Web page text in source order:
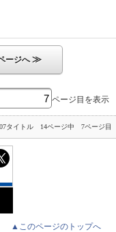
ージへ≫
ページ目を表示
タイトル 14ページ中 7ページ目
▲このページのトップへ